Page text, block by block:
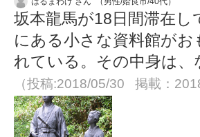
坂本龍馬が18日間滞在
にある小さな資料館が
れている。その中身は
（投稿:2018/05/30 掲載：